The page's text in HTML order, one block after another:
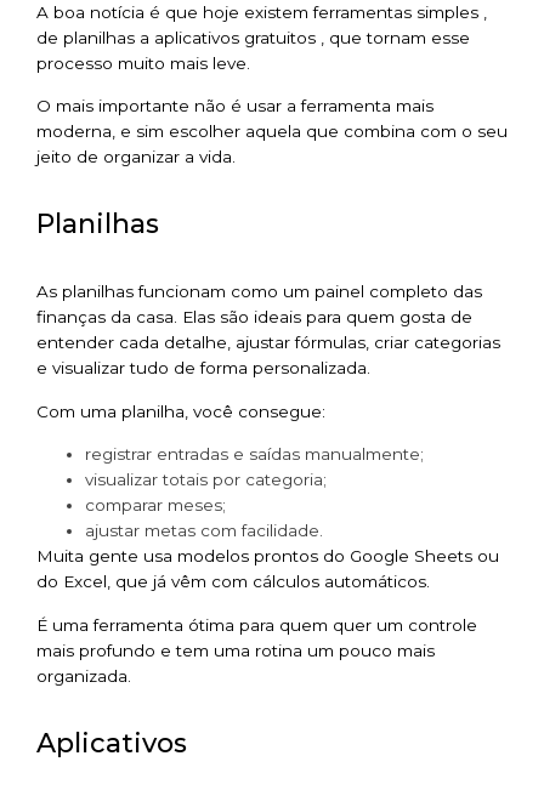
A boa notícia é que hoje existem ferramentas simples ,
de planilhas a aplicativos gratuitos , que tornam esse
processo muito mais leve.
O mais importante não é usar a ferramenta mais
moderna, e sim escolher aquela que combina com o seu
jeito de organizar a vida.
Planilhas
As planilhas funcionam como um painel completo das
finanças da casa. Elas são ideais para quem gosta de
entender cada detalhe, ajustar fórmulas, criar categorias
e visualizar tudo de forma personalizada.
Com uma planilha, você consegue:
registrar entradas e saídas manualmente;
visualizar totais por categoria;
comparar meses;
ajustar metas com facilidade.
Muita gente usa modelos prontos do Google Sheets ou
do Excel, que já vêm com cálculos automáticos.
É uma ferramenta ótima para quem quer um controle
mais profundo e tem uma rotina um pouco mais
organizada.
Aplicativos